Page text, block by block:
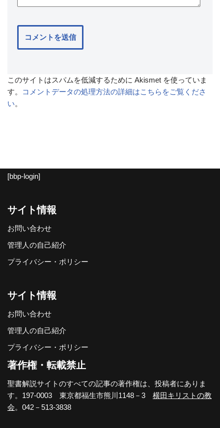
このサイトはスパムを低減するために Akismet を使っていま
す。
コメントデータの処理方法の詳細はこちらをご覧くださ
い。
[bbp-login]
サイト情報
お問い合わせ
管理人の自己紹介
プライバシー・ポリシー
サイト情報
お問い合わせ
管理人の自己紹介
プライバシー・ポリシー
著作権・転載禁止
聖書解説サイトのすべての記事の著作権は、投稿者にありま
す。197-0003 東京都福生市熊川1148－3 横田キリストの教
会。042－513-3838